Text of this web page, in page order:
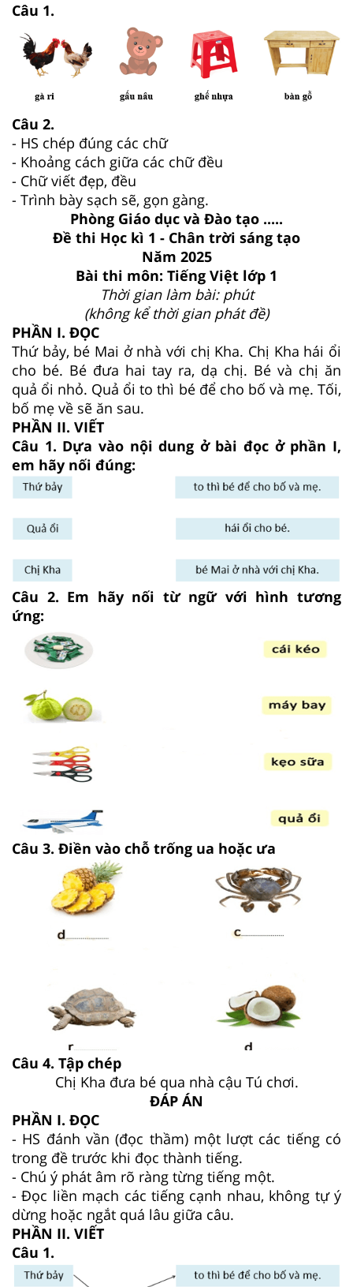
Câu 1.
Câu 2.
- HS chép đúng các chữ
- Khoảng cách giữa các chữ đều
- Chữ viết đẹp, đều
- Trình bày sạch sẽ, gọn gàng.
Phòng Giáo dục và Đào tạo .....
Đề thi Học kì 1 - Chân trời sáng tạo
Năm 2025
Bài thi môn: Tiếng Việt lớp 1
Thời gian làm bài: phút
(không kể thời gian phát đề)
PHẦN I. ĐỌC
Thứ bảy, bé Mai ở nhà với chị Kha. Chị Kha hái ổi
cho bé. Bé đưa hai tay ra, dạ chị. Bé và chị ăn
quả ổi nhỏ. Quả ổi to thì bé để cho bố và mẹ. Tối,
bố mẹ về sẽ ăn sau.
PHẦN II. VIẾT
Câu 1. Dựa vào nội dung ở bài đọc ở phần I,
em hãy nối đúng:
Câu 2. Em hãy nối từ ngữ với hình tương
ứng:
Câu 3. Điền vào chỗ trống ua hoặc ưa
Câu 4. Tập chép
Chị Kha đưa bé qua nhà cậu Tú chơi.
ĐÁP ÁN
PHẦN I. ĐỌC
- HS đánh vần (đọc thầm) một lượt các tiếng có
trong đề trước khi đọc thành tiếng.
- Chú ý phát âm rõ ràng từng tiếng một.
- Đọc liền mạch các tiếng cạnh nhau, không tự ý
dừng hoặc ngắt quá lâu giữa câu.
PHẦN II. VIẾT
Câu 1.